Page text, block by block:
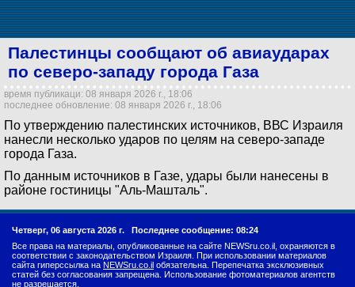
Палестинцы сообщают об авиаударах
по северо-западу города Газа
время публикаци: 08 января 2026 г., 18:06
последнее обновление: 08 января 2026 г., 18:06
По утверждению палестинских источников, ВВС Израиля
нанесли несколько ударов по целям на северо-западе
города Газа.
По данным источников в Газе, удары были нанесены в
районе гостиницы "Аль-Машталь".
Четверг, 06 августа 2026 г. Последнее сообщение: 08:24
Все права на материалы, опубликованные на сайте NEWSru.co.il, охраняются в
соответствии с законодательством Израиля. При использовании материалов
сайта гиперссылка на NEWSru.co.il обязательна. Перепечатка эксклюзивных
статей без согласования запрещена. Использование фотоматериалов агентств
не разрешается.